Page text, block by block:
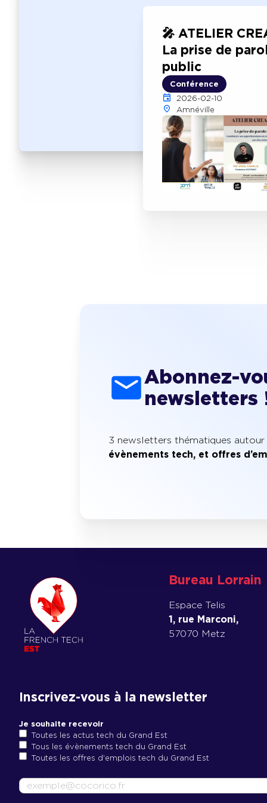
🎤 ATELIER
La prise de
public
Conférence
2026-02-10
Amnéville
Abonnez-
newsletters
3 newsletters thématiques
évènements tech, et offres
Bureau Lorrain
Espace Telis
1, rue Marconi,
57070 Metz
Inscrivez-vous à la newsletter
Je souhaite recevoir
Toutes les actus tech du Grand Est
Tous les évènements tech du Grand Est
Toutes les offres d'emplois tech du Grand Est
E
-